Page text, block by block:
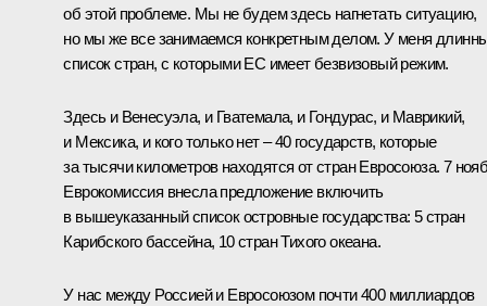
об этой проблеме. Мы не будем здесь нагнетать ситуацию,
но мы же все занимаемся конкретным делом. У меня
список стран, с которыми ЕС имеет безвизовый режим.
Здесь и Венесуэла, и Гватемала, и Гондурас, и Маврикий,
и Мексика, и кого только нет – 40 государств, которые
за тысячи километров находятся от стран Евросоюза. 7
Еврокомиссия внесла предложение включить
в вышеуказанный список островные государства: 5 стран
Карибского бассейна, 10 стран Тихого океана.
У нас между Россией и Евросоюзом почти 400 миллиардов